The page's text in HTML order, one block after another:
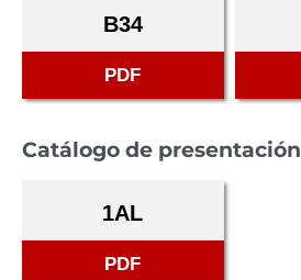
B34
PDF
Catálogo de presentación
1AL
PDF